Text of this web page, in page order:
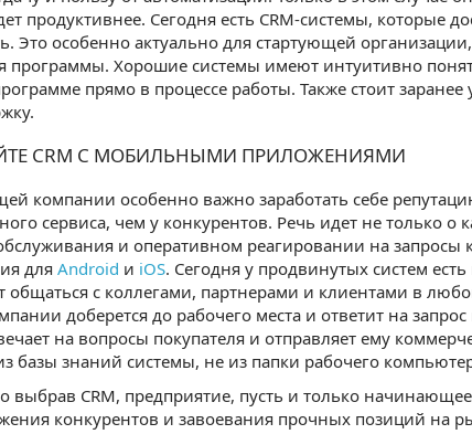
продуктивнее. Сегодня есть CRM-системы, которые
Это особенно актуально для стартующей
программы. Хорошие системы имеют интуитивно
прямо в процессе работы. Также стоит
CRM С МОБИЛЬНЫМИ ПРИЛОЖЕНИЯМИ
компании особенно важно заработать себе
сервиса, чем у конкурентов. Речь идет не только
и оперативном реагировании на запросы
дляAndroid и iOS. Сегодня у продвинутых систем
общаться с коллегами, партнерами и клиентами в
доберется до рабочего места и ответит на
на вопросы покупателя и отправляет ему
базы знаний системы, не из папки рабочего
выбрав CRM, предприятие, пусть и только
конкурентов и завоевания прочных позиций на